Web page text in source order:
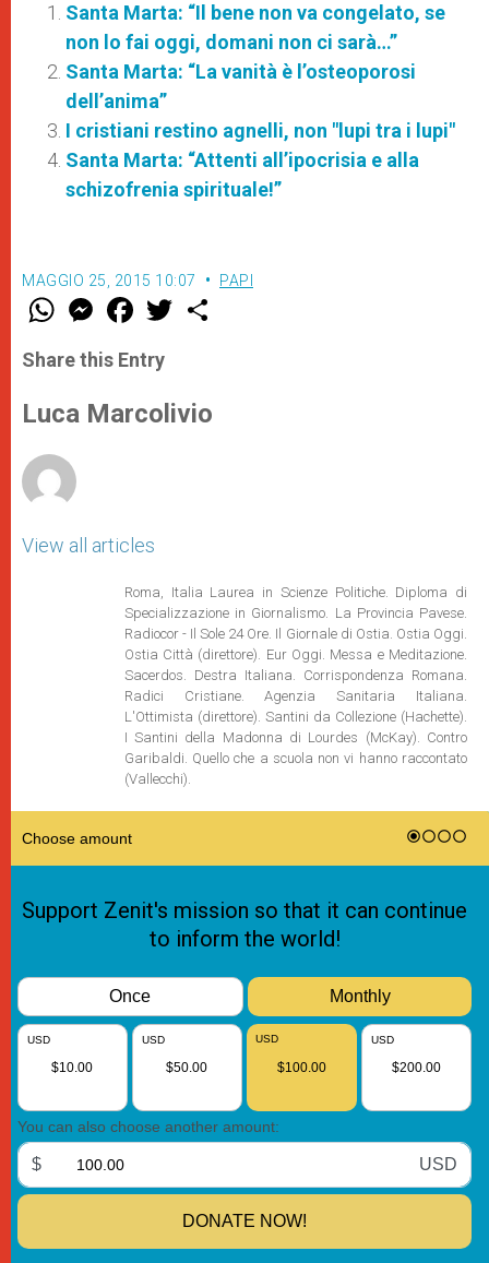
Santa Marta: “Il bene non va congelato, se
non lo fai oggi, domani non ci sarà…”
Santa Marta: “La vanità è l’osteoporosi
dell’anima”
I cristiani restino agnelli, non "lupi tra i lupi"
Santa Marta: “Attenti all’ipocrisia e alla
schizofrenia spirituale!”
MAGGIO 25, 2015 10:07 PAPI
W
t
s
p
p
M
e
s
e
g
e
F
a
e
b
o
k
w
r
Share this Entry
Luca Marcolivio
View all articles
Roma, Italia Laurea in Scienze Politiche. Diploma di
Specializzazione in Giornalismo. La Provincia Pavese.
Radiocor - Il Sole 24 Ore. Il Giornale di Ostia. Ostia Oggi.
Ostia Città (direttore). Eur Oggi. Messa e Meditazione.
Sacerdos. Destra Italiana. Corrispondenza Romana.
Radici Cristiane. Agenzia Sanitaria Italiana.
L'Ottimista (direttore). Santini da Collezione (Hachette).
I Santini della Madonna di Lourdes (McKay). Contro
Garibaldi. Quello che a scuola non vi hanno raccontato
(Vallecchi).